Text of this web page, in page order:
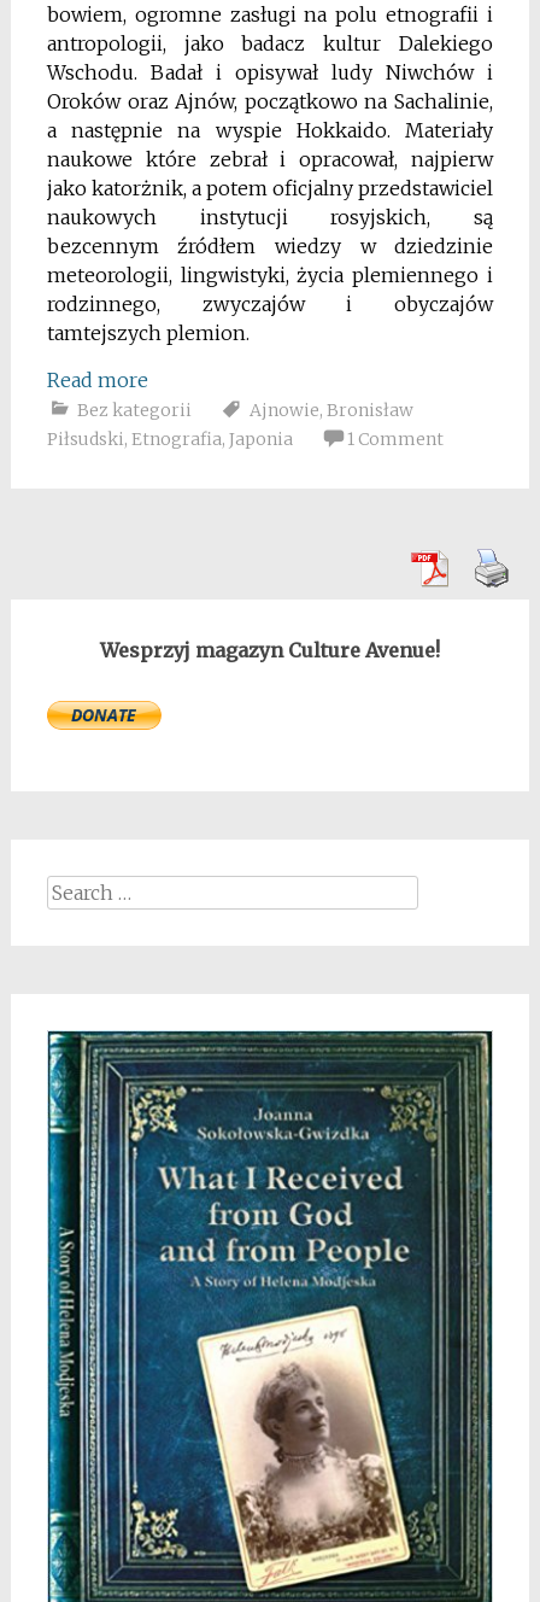
bowiem, ogromne zasługi na polu etnografii i
antropologii, jako badacz kultur Dalekiego
Wschodu. Badał i opisywał ludy Niwchów i
Oroków oraz Ajnów, początkowo na Sachalinie,
a następnie na wyspie Hokkaido. Materiały
naukowe które zebrał i opracował, najpierw
jako katorżnik, a potem oficjalny przedstawiciel
naukowych instytucji rosyjskich, są
bezcennym źródłem wiedzy w dziedzinie
meteorologii, lingwistyki, życia plemiennego i
rodzinnego, zwyczajów i obyczajów
tamtejszych plemion.
Read more
Bez kategorii Ajnowie, Bronisław
Piłsudski, Etnografia, Japonia 1 Comment
Wesprzyj magazyn Culture Avenue!
Search
for: